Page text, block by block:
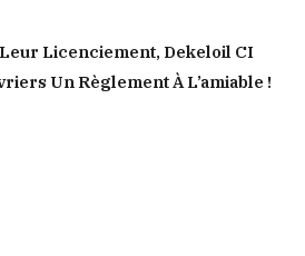
Licenciement, Dekeloil CI
Un Règlement À L’amiable !